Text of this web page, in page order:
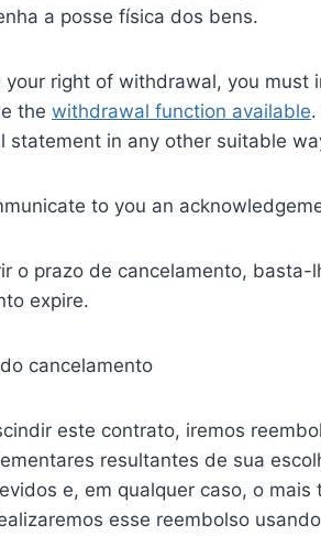
a posse física dos bens.
your right of withdrawal, you
the withdrawal function available
statement in any other suitable
to you an
o prazo de cancelamento,
expire.
cancelamento
este contrato, iremos
resultantes de sua
e, em qualquer caso, o
esse reembolso